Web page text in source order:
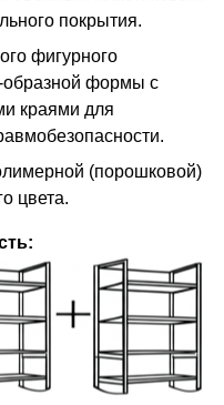
покрытия.
фигурного
образной формы с
краями для
(порошковой)
цвета.